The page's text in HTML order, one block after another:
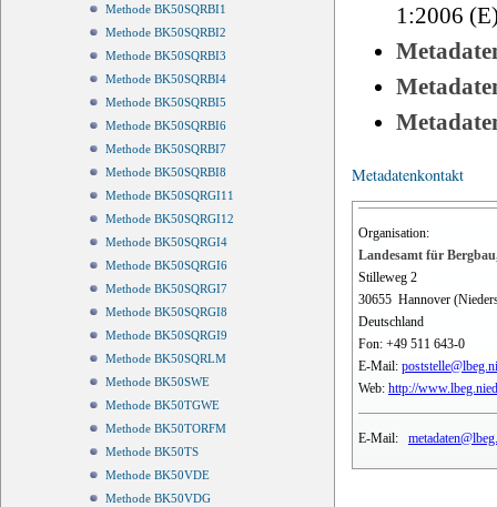
Methode BK50SQRBI1
Methode BK50SQRBI2
Methode BK50SQRBI3
Methode BK50SQRBI4
Methode BK50SQRBI5
Methode BK50SQRBI6
Methode BK50SQRBI7
Methode BK50SQRBI8
Methode BK50SQRGI11
Methode BK50SQRGI12
Methode BK50SQRGI4
Methode BK50SQRGI6
Methode BK50SQRGI7
Methode BK50SQRGI8
Methode BK50SQRGI9
Methode BK50SQRLM
Methode BK50SWE
Methode BK50TGWE
Methode BK50TORFM
Methode BK50TS
Methode BK50VDE
Methode BK50VDG
1:2006
Metadatenkontakt
Organisation:
Landesamt für
Stilleweg 2
30655 Hannover
Deutschland
Fon: +49 511 643-0
E-Mail:
Web: http://
E-Mail: